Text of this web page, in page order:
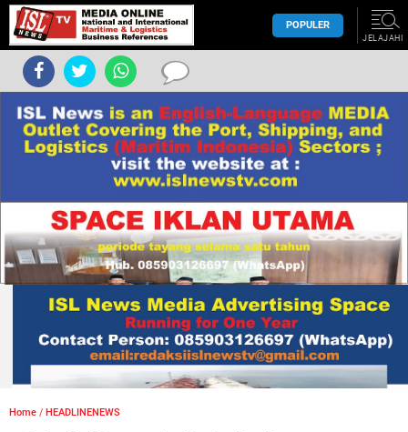
POPULER
JELAJAHI
Home / HEADLINENEWS